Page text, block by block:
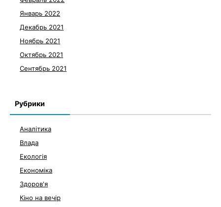
Январь 2022
Декабрь 2021
Ноябрь 2021
Октябрь 2021
Сентябрь 2021
Рубрики
Аналітика
Влада
Екологія
Економіка
Здоров'я
Кіно на вечір